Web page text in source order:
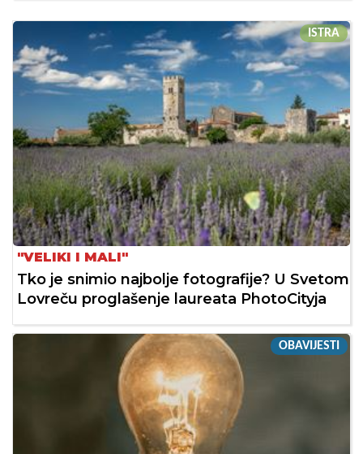
ISTRA
"VELIKI I MALI"
Tko je snimio najbolje fotografije? U Svetom
Lovreču proglašenje laureata PhotoCityja
OBAVIJESTI